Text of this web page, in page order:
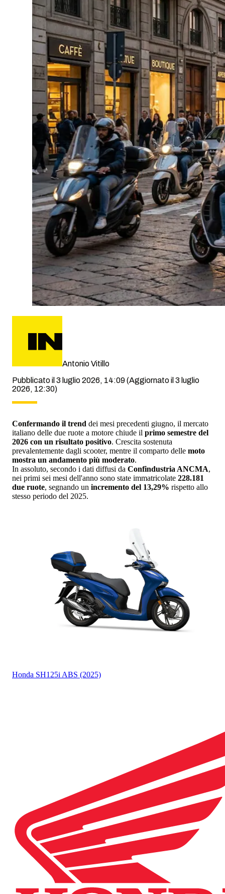
Antonio Vitillo
Pubblicato il 3 luglio 2026, 14:09(Aggiornato il 3 luglio
2026, 12:30)
Confermando il trend dei mesi precedenti giugno, il mercato
italiano delle due ruote a motore chiude il primo semestre del
2026 con un risultato positivo. Crescita sostenuta
prevalentemente dagli scooter, mentre il comparto delle moto
mostra un andamento più moderato.
In assoluto, secondo i dati diffusi da Confindustria ANCMA,
nei primi sei mesi dell'anno sono state immatricolate 228.181
due ruote, segnando un incremento del 13,29% rispetto allo
stesso periodo del 2025.
Honda SH125i ABS (2025)